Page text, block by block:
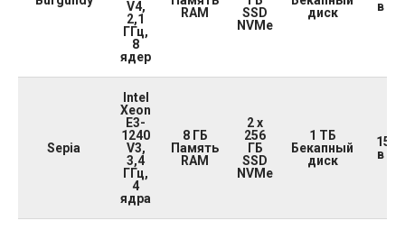
V4,
2,1
ГГц,
8
ядер
RAM
SSD
NVMe
диск
в
Sepia
Intel
Xeon
E3-
1240
V3,
3,4
ГГц,
4
ядра
8 ГБ
Память
RAM
2 x
256
ГБ
SSD
NVMe
1 ТБ
Бекапный
диск
15
в